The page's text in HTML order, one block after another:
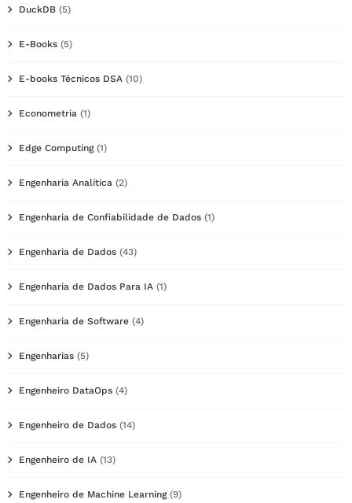
DuckDB (5)
E-Books (5)
E-books Técnicos DSA (10)
Econometria (1)
Edge Computing(1)
Engenharia Analítica (2)
Engenharia de Confiabilidade de Dados (1)
Engenharia de Dados (43)
Engenharia de Dados Para IA (1)
Engenharia de Software (4)
Engenharias (5)
Engenheiro DataOps (4)
Engenheiro de Dados (14)
Engenheiro de IA (13)
Engenheiro de Machine Learning(9)